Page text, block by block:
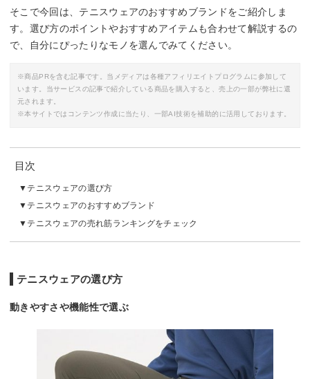
そこで今回は、テニスウェアのおすすめブランドをご紹介しま
す。選び方のポイントやおすすめアイテムも合わせて解説するの
で、自分にぴったりなモノを選んでみてください。
※商品PRを含む記事です。当メディアは各種アフィリエイトプログラムに参加して
います。当サービスの記事で紹介している商品を購入すると、売上の一部が弊社に還
元されます。
※本サイトではコンテンツ作成に当たり、一部AI技術を補助的に活用しております。
目次
テニスウェアの選び方
テニスウェアのおすすめブランド
テニスウェアの売れ筋ランキングをチェック
テニスウェアの選び方
動きやすさや機能性で選ぶ